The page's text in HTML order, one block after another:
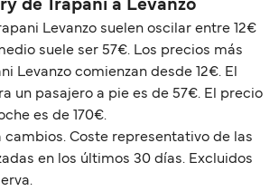
de Trapani a Levanzo
Levanzo suelen oscilar entre 12€
suele ser 57€. Los precios más
Levanzo comienzan desde 12€. El
un pasajero a pie es de 57€. El precio
es de 170€.
cambios. Coste representativo de las
en los últimos 30 días. Excluidos